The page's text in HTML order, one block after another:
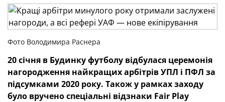
Фото Володимира Раснера
20 січня в Будинку футболу відбулася церемонія
нагородження найкращих арбітрів УПЛ і ПФЛ за
підсумками 2020 року. Також у рамках заходу
було вручено спеціальні відзнаки Fair Play